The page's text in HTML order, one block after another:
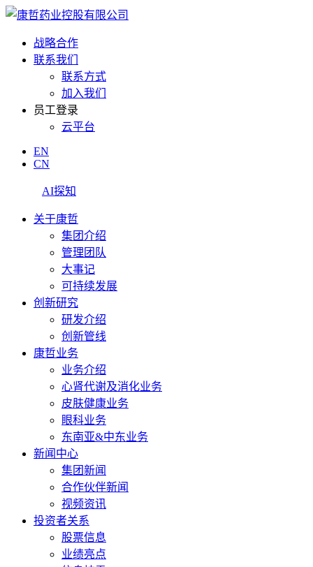
战略合作
联系我们
联系方式
加入我们
员工登录
云平台
EN
CN
AI探知
关于康哲
集团介绍
管理团队
大事记
可持续发展
创新研究
研发介绍
创新管线
康哲业务
业务介绍
心肾代谢及消化业务
皮肤健康业务
眼科业务
东南亚&中东业务
新闻中心
集团新闻
合作伙伴新闻
视频资讯
投资者关系
股票信息
业绩亮点